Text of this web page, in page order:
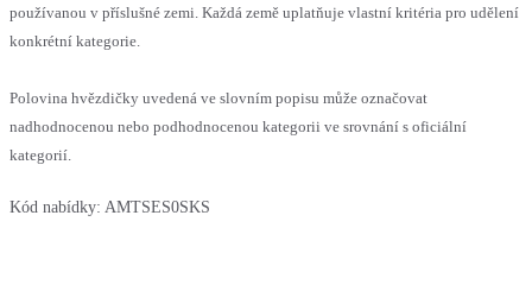
používanou v příslušné zemi. Každá země uplatňuje vlastní kritéria pro udělení
konkrétní kategorie.
Polovina hvězdičky uvedená ve slovním popisu může označovat
nadhodnocenou nebo podhodnocenou kategorii ve srovnání s oficiální
kategorií.
Kód nabídky: AMTSES0SKS